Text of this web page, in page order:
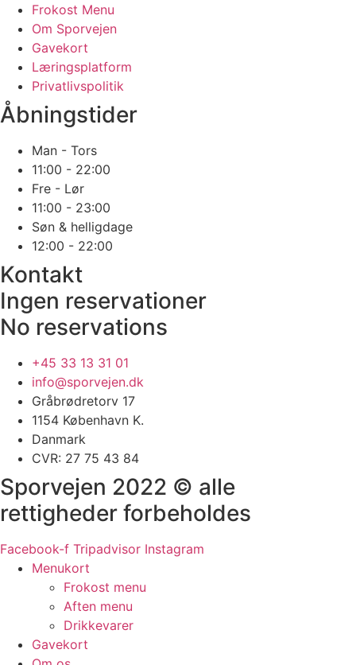
Frokost Menu
Om Sporvejen
Gavekort
Læringsplatform
Privatlivspolitik
Åbningstider
Man - Tors
11:00 - 22:00
Fre - Lør
11:00 - 23:00
Søn & helligdage
12:00 - 22:00
Kontakt
Ingen reservationer
No reservations
+45 33 13 31 01
info@sporvejen.dk
Gråbrødretorv 17
1154 København K.
Danmark
CVR: 27 75 43 84
Sporvejen 2022 © alle
rettigheder forbeholdes
Facebook-f Tripadvisor Instagram
Menukort
Frokost menu
Aften menu
Drikkevarer
Gavekort